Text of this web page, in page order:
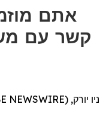
קשר עם
ניו יורק, June 03, 2026 (GLOBE NEWSWIRE) --